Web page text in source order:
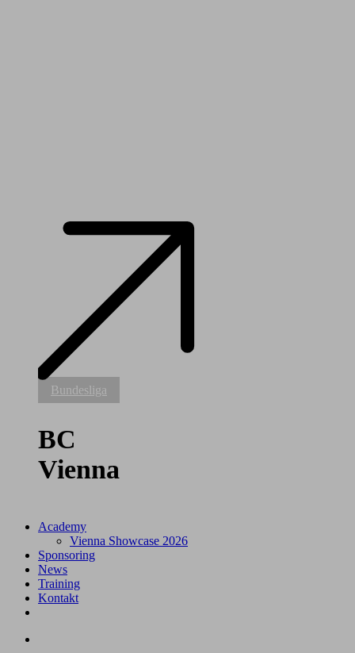
BC
Vienna
Bundesliga
BC
Vienna
Academy
Vienna Showcase 2026
Sponsoring
News
Training
Kontakt